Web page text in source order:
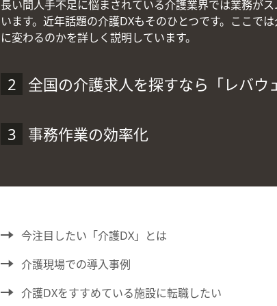
長い間人手不足に悩まされている介護業界では業務が
います。近年話題の介護DXもそのひとつです。ここで
に変わるのかを詳しく説明しています。
全国の介護求人を探すなら「レバウ
事務作業の効率化
今注目したい「介護DX」とは
介護現場での導入事例
介護DXをすすめている施設に転職したい